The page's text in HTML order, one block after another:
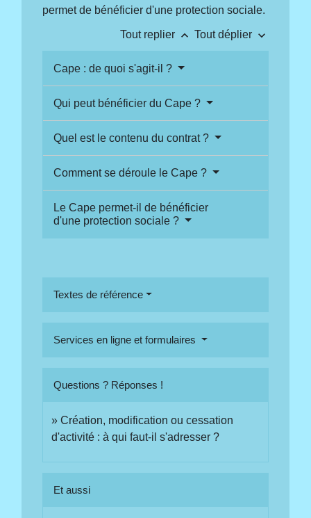
permet de bénéficier d'une protection sociale.
Tout replier keyboard_arrow_up Tout déplier keyboard_arrow_down
Cape : de quoi s'agit-il ?
Qui peut bénéficier du Cape ?
Quel est le contenu du contrat ?
Comment se déroule le Cape ?
Le Cape permet-il de bénéficier
d'une protection sociale ?
Textes de référence
Services en ligne et formulaires
Questions ? Réponses !
Création, modification ou cessation
d'activité : à qui faut-il s'adresser ?
Et aussi